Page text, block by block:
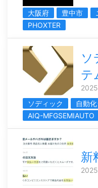
大阪府 豊中市
PHOXTER
ソ
テ
ソディック
自動
AIQ-MFGSEMIAUTO
新